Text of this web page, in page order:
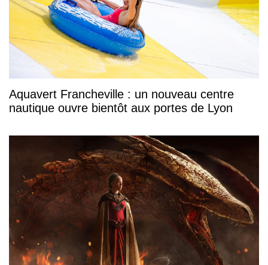
Aquavert Francheville : un nouveau centre
nautique ouvre bientôt aux portes de Lyon